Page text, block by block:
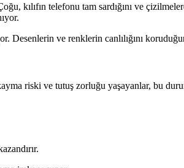
kılıfın telefonu tam sardığını ve
Desenlerin ve renklerin canlılığını
riski ve tutuş zorluğu yaşayanlar, bu